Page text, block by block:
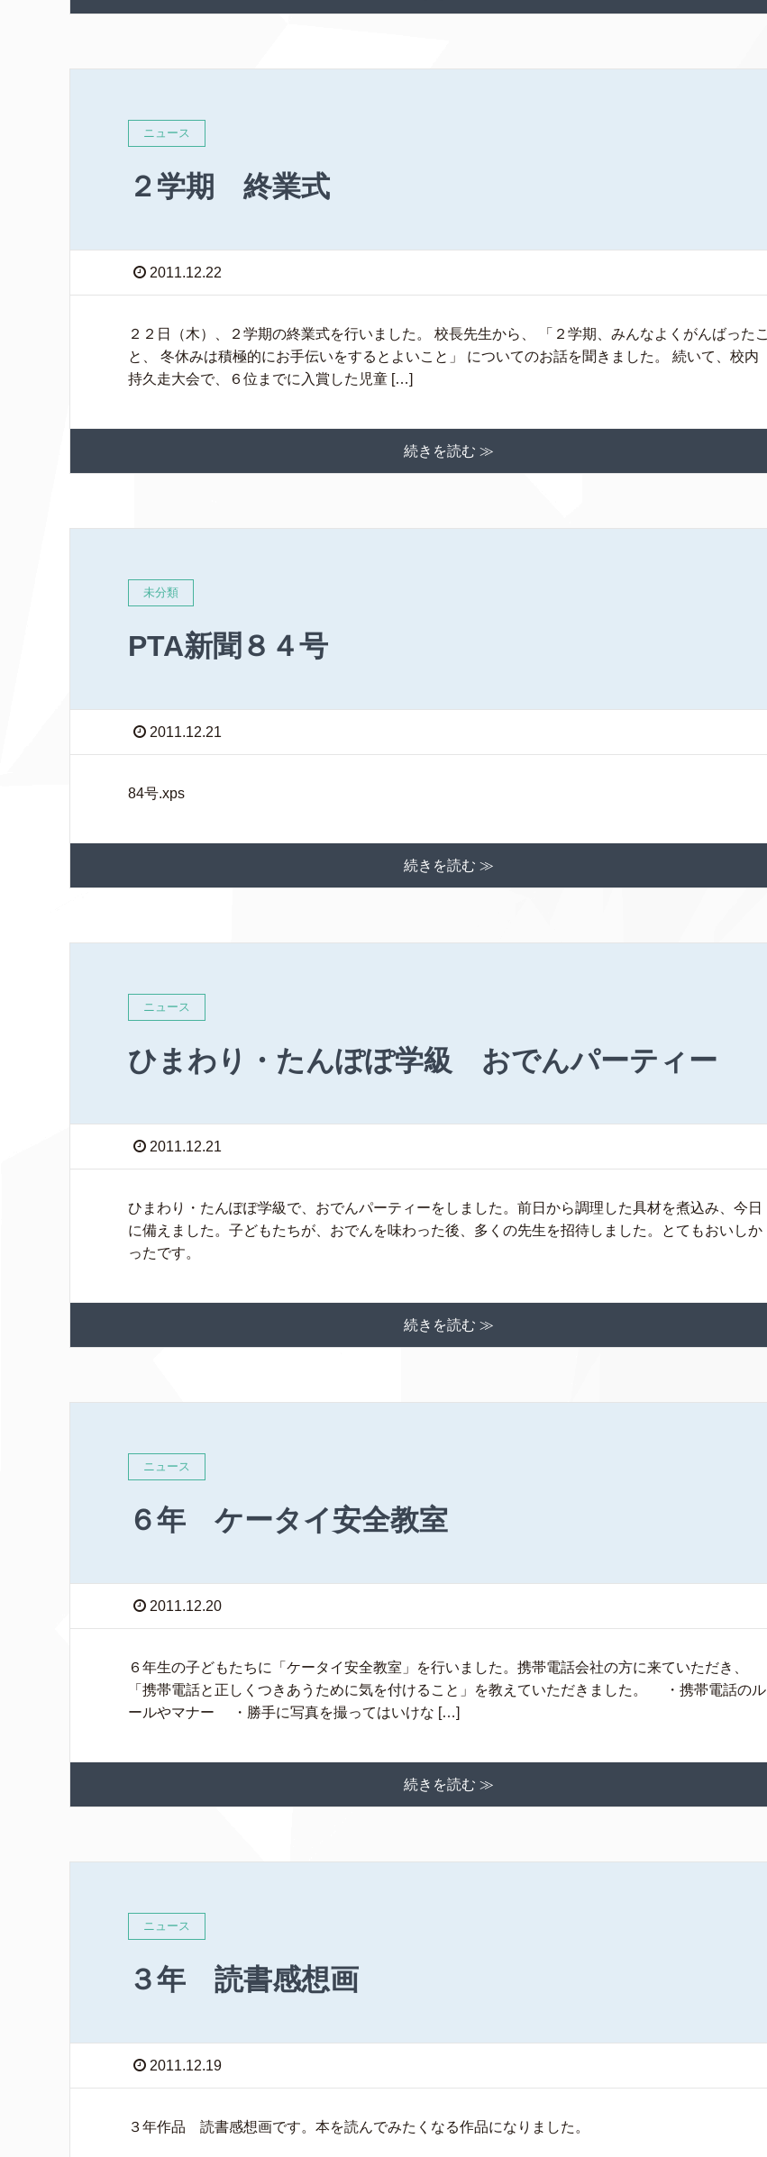
ニュース
２学期 終業式
2011.12.22
２２日（木）、２学期の終業式を行いました。 校長先生から、 「２学期、みんなよくがんばったこ
と、 冬休みは積極的にお手伝いをするとよいこと」 についてのお話を聞きました。 続いて、校内
持久走大会で、６位までに入賞した児童 […]
続きを読む ≫
未分類
PTA新聞８４号
2011.12.21
84号.xps
続きを読む ≫
ニュース
ひまわり・たんぽぽ学級 おでんパーティー
2011.12.21
ひまわり・たんぽぽ学級で、おでんパーティーをしました。前日から調理した具材を煮込み、今日
に備えました。子どもたちが、おでんを味わった後、多くの先生を招待しました。とてもおいしか
ったです。
続きを読む ≫
ニュース
６年 ケータイ安全教室
2011.12.20
６年生の子どもたちに「ケータイ安全教室」を行いました。携帯電話会社の方に来ていただき、
「携帯電話と正しくつきあうために気を付けること」を教えていただきました。 ・携帯電話のル
ールやマナー ・勝手に写真を撮ってはいけな […]
続きを読む ≫
ニュース
３年 読書感想画
2011.12.19
３年作品 読書感想画です。本を読んでみたくなる作品になりました。